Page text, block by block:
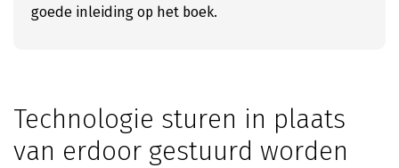
goede inleiding op het boek.
Technologie sturen in plaats
van erdoor gestuurd worden